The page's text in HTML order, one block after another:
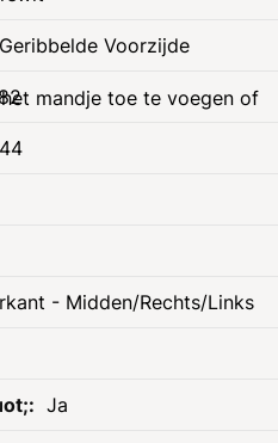
Voorzijde
- Midden/Rechts/Links
Ja
mandje toe te voegen of